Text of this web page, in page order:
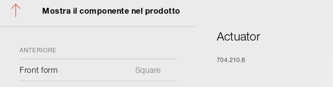
Mostra il componente nel prodotto
ANTERIORE
Front form Square
Actuator
704.210.6